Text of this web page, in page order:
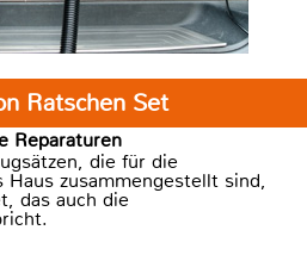
Ratschen Set
Reparaturen
die für die
zusammengestellt sind,
das auch die